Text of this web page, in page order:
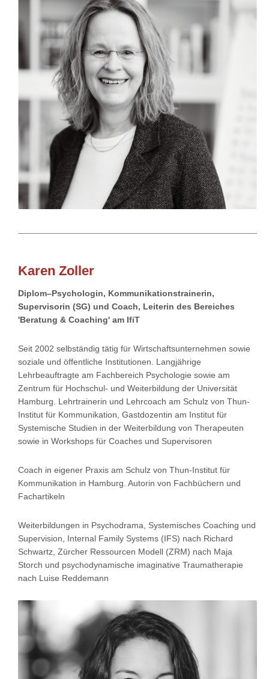
Karen Zoller
Diplom–Psychologin, Kommunikationstrainerin,
Supervisorin (SG) und Coach, Leiterin des Bereiches
'Beratung & Coaching' am IfiT
Seit 2002 selbständig tätig für Wirtschaftsunternehmen sowie
soziale und öffentliche Institutionen. Langjährige
Lehrbeauftragte am Fachbereich Psychologie sowie am
Zentrum für Hochschul- und Weiterbildung der Universität
Hamburg. Lehrtrainerin und Lehrcoach am Schulz von Thun-
Institut für Kommunikation, Gastdozentin am Institut für
Systemische Studien in der Weiterbildung von Therapeuten
sowie in Workshops für Coaches und Supervisoren
Coach in eigener Praxis am Schulz von Thun-Institut für
Kommunikation in Hamburg. Autorin von Fachbüchern und
Fachartikeln
Weiterbildungen in Psychodrama, Systemisches Coaching und
Supervision, Internal Family Systems (IFS) nach Richard
Schwartz, Zürcher Ressourcen Modell (ZRM) nach Maja
Storch und psychodynamische imaginative Traumatherapie
nach Luise Reddemann